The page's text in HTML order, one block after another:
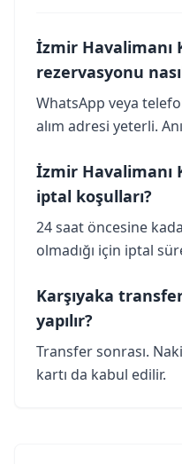
İzmir Havalimanı
rezervasyonu
WhatsApp veya
alım adresi yeterli.
İzmir Havalimanı
iptal koşulları?
24 saat öncesine
olmadığı için iptal
Karşıyaka
yapılır?
Transfer sonrası.
kartı da kabul edilir.